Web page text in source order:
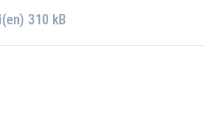
310 kB